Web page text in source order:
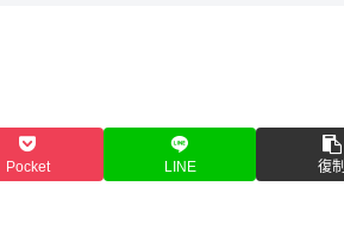
Pocket LINE 復制